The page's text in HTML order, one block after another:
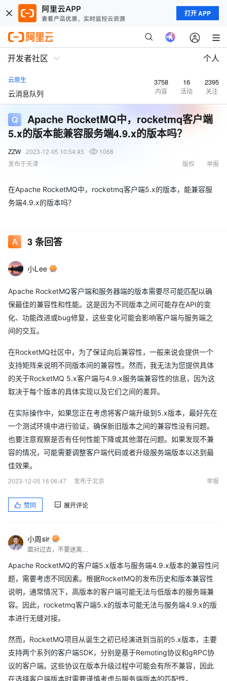
打开 APP
开发者社区 个人
云原生
云消息队列
3758
内容
16
活动
2395
关注
Apache RocketMQ中，rocketmq客户端
5.x的版本能兼容服务端4.9.x的版本吗？
ZZW 2023-12-05 10:54:45
1068
发布于天津
举报
版权
在Apache RocketMQ中，rocketmq客户端5.x的版本，能兼容服
务端4.9.x的版本吗？
3条回答
小Lee
Apache RocketMQ客户端和服务器端的版本需要尽可能匹配以确
保最佳的兼容性和性能。这是因为不同版本之间可能存在API的变
化、功能改进或bug修复，这些变化可能会影响客户端与服务端之
间的交互。
在RocketMQ社区中，为了保证向后兼容性，一般来说会提供一个
支持矩阵来说明不同版本间的兼容性。然而，我无法为您提供具体
的关于RocketMQ 5.x客户端与4.9.x服务端兼容性的信息，因为这
取决于每个版本的具体实现以及它们之间的差异。
在实际操作中，如果您正在考虑将客户端升级到5.x版本，最好先在
一个测试环境中进行验证，确保新旧版本之间的兼容性没有问题。
也要注意观察是否有任何性能下降或其他潜在问题。如果发现不兼
容的情况，可能需要调整客户端代码或者升级服务端版本以达到最
佳效果。
2023-12-05 16:06:47
发布于北京 举报
赞同 展开评论
小周sir
Apache RocketMQ的客户端5.x版本与服务端4.9.x版本的兼容性问
题，需要考虑不同因素。根据RocketMQ的发布历史和版本兼容性
说明，通常情况下，高版本的客户端可能无法与低版本的服务端兼
容。因此，rocketmq客户端5.x的版本可能无法与服务端4.9.x的版
本进行无缝对接。
然而，RocketMQ项目从诞生之初已经演进到当前的5.x版本，主要
支持两个系列的客户端SDK，分别是基于Remoting协议和gRPC协
议的客户端。这些协议在版本升级过程中可能会有所不兼容，因此
在选择客户端版本时需要谨慎考虑与服务端版本的匹配性。